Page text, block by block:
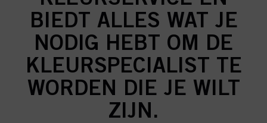
BIEDT ALLES WAT JE
NODIG HEBT OM DE
KLEURSPECIALIST TE
WORDEN DIE JE WILT
ZIJN.